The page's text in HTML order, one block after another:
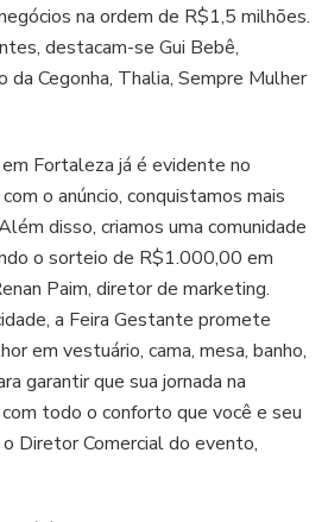
na ordem de R$1,5 milhões.
destacam-se Gui Bebê,
da Cegonha, Thalia, Sempre Mulher
Fortaleza já é evidente no
o anúncio, conquistamos mais
disso, criamos uma comunidade
o sorteio de R$1.000,00 em
Paim, diretor de marketing.
a Feira Gestante promete
em vestuário, cama, mesa, banho,
garantir que sua jornada na
todo o conforto que você e seu
Diretor Comercial do evento,